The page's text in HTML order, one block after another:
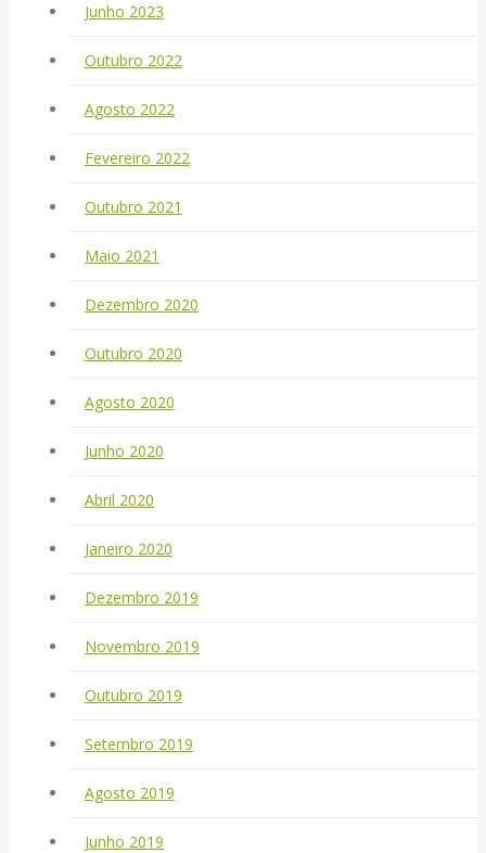
Junho 2023
Outubro 2022
Agosto 2022
Fevereiro 2022
Outubro 2021
Maio 2021
Dezembro 2020
Outubro 2020
Agosto 2020
Junho 2020
Abril 2020
Janeiro 2020
Dezembro 2019
Novembro 2019
Outubro 2019
Setembro 2019
Agosto 2019
Junho 2019